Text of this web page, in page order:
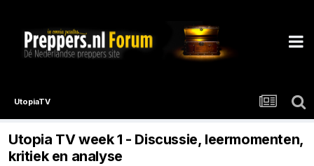
UtopiaTV
Utopia TV week 1 - Discussie, leermomenten,
kritiek en analyse